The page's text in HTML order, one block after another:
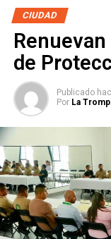
CIUDAD
de
Publicado
Por La